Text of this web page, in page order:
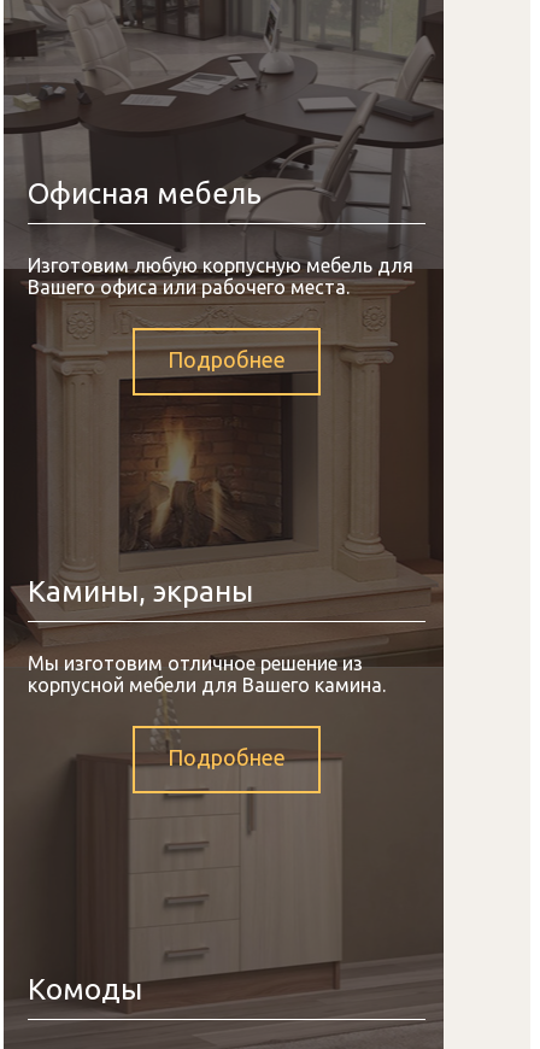
Офисная мебель
Изготовим любую корпусную мебель для
Вашего офиса или рабочего места.
Подробнее
Камины, экраны
Мы изготовим отличное решение из
корпусной мебели для Вашего камина.
Подробнее
Комоды